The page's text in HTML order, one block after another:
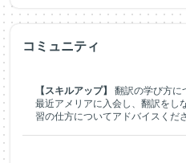
コミュニティ
【スキルアップ】
翻訳の学び方に
最近アメリアに入会し、翻訳をし
習の仕方についてアドバイスくだ